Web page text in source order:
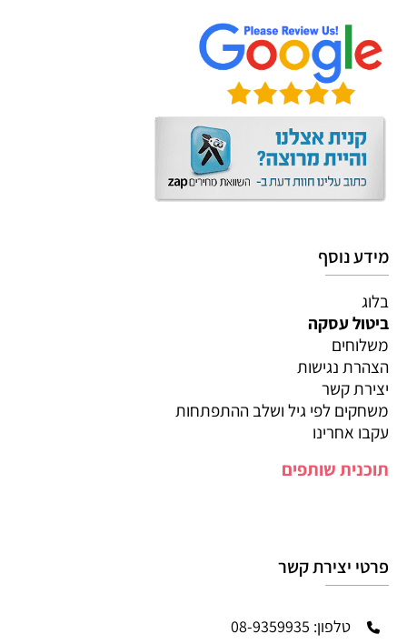
מידע נוסף
בלוג
ביטול עסקה
משלוחים
הצהרת נגישות
יצירת קשר
משחקים לפי גיל ושלב ההתפתחות
עקבו אחרינו
תוכנית שותפים
פרטי יצירת קשר
טלפון: 08-9359935